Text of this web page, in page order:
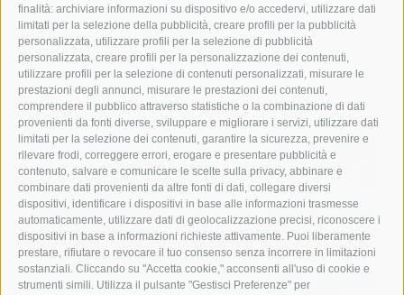
finalità: archiviare informazioni su dispositivo e/o accedervi, utilizzare dati
limitati per la selezione della pubblicità, creare profili per la pubblicità
personalizzata, utilizzare profili per la selezione di pubblicità
personalizzata, creare profili per la personalizzazione dei contenuti,
utilizzare profili per la selezione di contenuti personalizzati, misurare le
prestazioni degli annunci, misurare le prestazioni dei contenuti,
comprendere il pubblico attraverso statistiche o la combinazione di dati
provenienti da fonti diverse, sviluppare e migliorare i servizi, utilizzare dati
limitati per la selezione dei contenuti, garantire la sicurezza, prevenire e
rilevare frodi, correggere errori, erogare e presentare pubblicità e
contenuto, salvare e comunicare le scelte sulla privacy, abbinare e
combinare dati provenienti da altre fonti di dati, collegare diversi
dispositivi, identificare i dispositivi in base alle informazioni trasmesse
automaticamente, utilizzare dati di geolocalizzazione precisi, riconoscere i
dispositivi in base a informazioni richieste attivamente. Puoi liberamente
prestare, rifiutare o revocare il tuo consenso senza incorrere in limitazioni
sostanziali. Cliccando su "Accetta cookie," acconsenti all'uso di cookie e
strumenti simili. Utilizza il pulsante "Gestisci Preferenze" per
torna alla lista